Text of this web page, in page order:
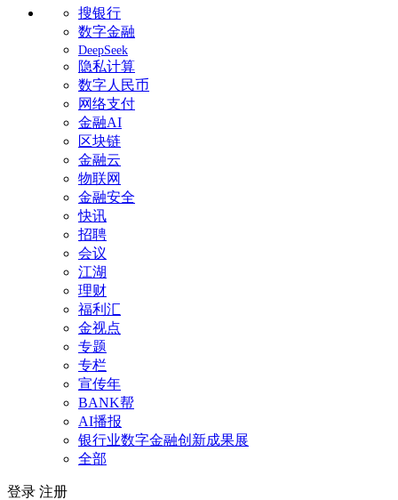
搜银行
数字金融
DeepSeek
隐私计算
数字人民币
网络支付
金融AI
区块链
金融云
物联网
金融安全
快讯
招聘
会议
江湖
理财
福利汇
金视点
专题
专栏
宣传年
BANK帮
AI播报
银行业数字金融创新成果展
全部
登录 注册